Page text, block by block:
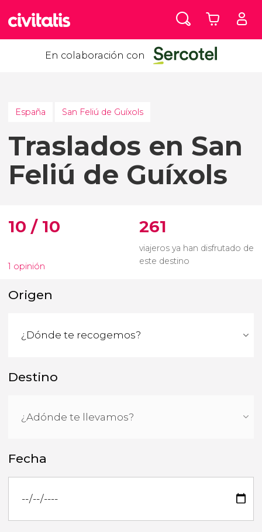
En colaboración con
España San Feliú de Guíxols
Traslados en San
Feliú de Guíxols
10 / 10
1 opinión
261
viajeros ya han disfrutado de
este destino
Origen
Destino
Fecha